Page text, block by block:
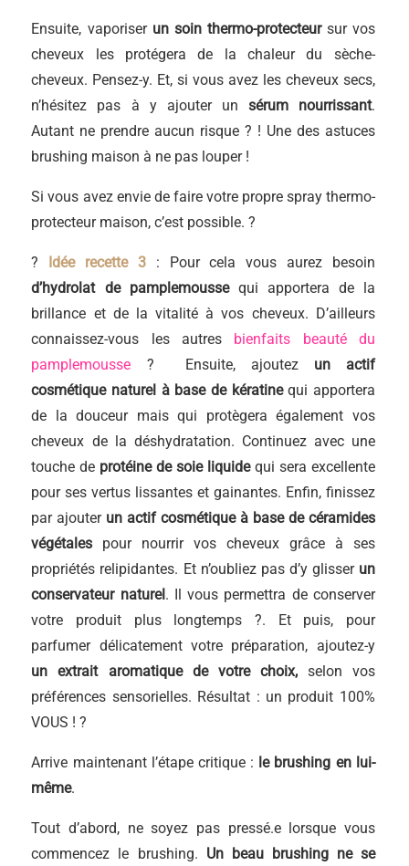
Ensuite, vaporiser un soin thermo-protecteursur vos
cheveux les protégera de la chaleur du sèche-
cheveux. Pensez-y. Et, si vous avez les cheveux secs,
n’hésitez pas à y ajouter un sérum nourrissant.
Autant ne prendre aucun risque ? ! Une des astuces
brushing maison à ne pas louper !
Si vous avez envie de faire votre propre spray thermo-
protecteur maison, c’est possible. ?
? Idée recette 3
: Pour cela vous aurez besoin
d’hydrolat de pamplemoussequi apportera de la
brillance et de la vitalité à vos cheveux. D’ailleurs
connaissez-vous les autres bienfaits beauté du
pamplemousse ? Ensuite, ajoutez un actif
cosmétique naturel à base de kératinequi apportera
de la douceur mais qui protègera également vos
cheveux de la déshydratation. Continuez avec une
touche de protéine de soie liquidequi sera excellente
pour ses vertus lissantes et gainantes. Enfin, finissez
par ajouter un actif cosmétique à base de céramides
végétales pour nourrir vos cheveux grâce à ses
propriétés relipidantes. Et n’oubliez pas d’y glisser un
conservateur naturel. Il vous permettra de conserver
votre produit plus longtemps ?. Et puis, pour
parfumer délicatement votre préparation, ajoutez-y
un extrait aromatique de votre choix,selon vos
préférences sensorielles. Résultat : un produit 100%
VOUS ! ?
Arrive maintenant l’étape critique : le brushing en lui-
même.
Tout d’abord, ne soyez pas pressé.e lorsque vous
commencez le brushing. Un beau brushing ne se